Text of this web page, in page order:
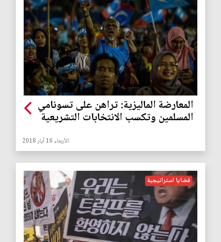
المعارضة الماليزية: تراهن على تسونامي
المسلمين وتكسب الانتخابات التشريعية
الأربعاء 16 آيار 2018
قضايا استراتيجية